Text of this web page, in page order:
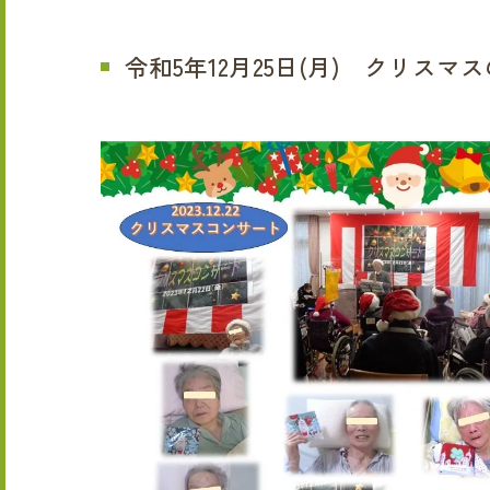
令和5年12月25日(月) クリスマ